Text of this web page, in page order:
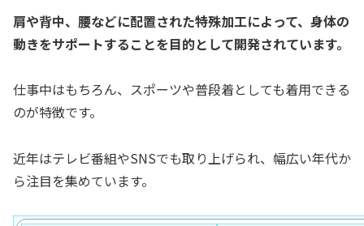
肩や背中、腰などに配置された特殊加工によって、身体の
動きをサポートすることを目的として開発されています。
仕事中はもちろん、スポーツや普段着としても着用できる
のが特徴です。
近年はテレビ番組やSNSでも取り上げられ、幅広い年代か
ら注目を集めています。